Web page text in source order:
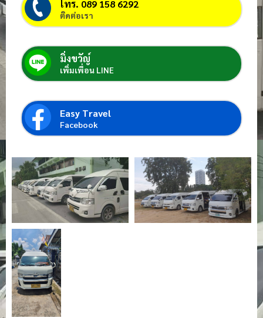
โทร. 089 158 6292
ติดต่อเรา
มิ่งขวัญ์
เพิ่มเพื่อน LINE
Easy Travel
Facebook